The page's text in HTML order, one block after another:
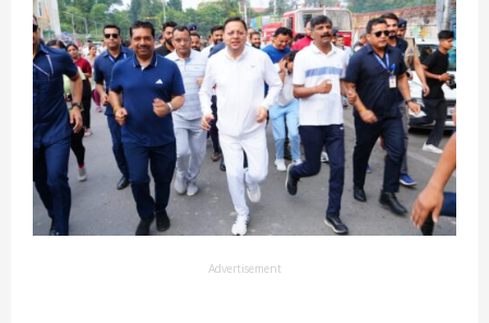
Advertisement